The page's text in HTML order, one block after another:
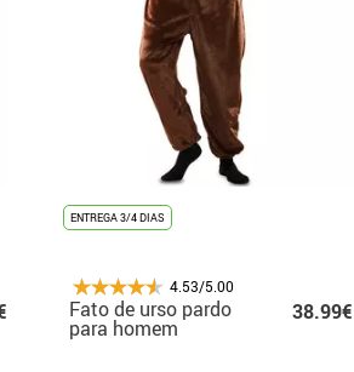
ENTREGA 3/4 DIAS
4.53/5.00
Fato de urso pardo
para homem
38.99€